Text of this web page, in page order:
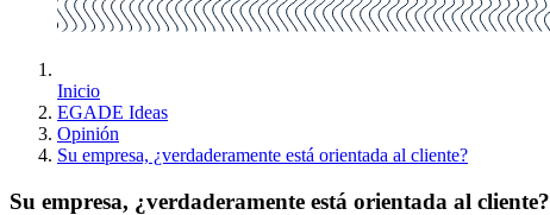
Inicio
EGADE Ideas
Opinión
Su empresa, ¿verdaderamente está orientada al cliente?
Su empresa, ¿verdaderamente está orientada al cliente?